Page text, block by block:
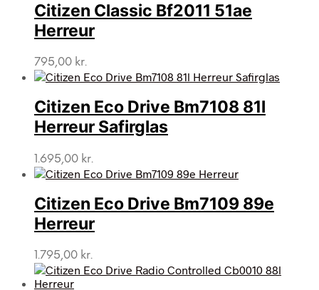
Citizen Classic Bf2011 51ae
Herreur
795,00 kr.
Citizen Eco Drive Bm7108 81l
Herreur Safirglas
1.695,00 kr.
Citizen Eco Drive Bm7109 89e
Herreur
1.795,00 kr.